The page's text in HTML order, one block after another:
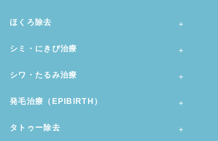
ほくろ除去
シミ・にきび治療
シワ・たるみ治療
発毛治療（EPIBIRTH）
タトゥー除去